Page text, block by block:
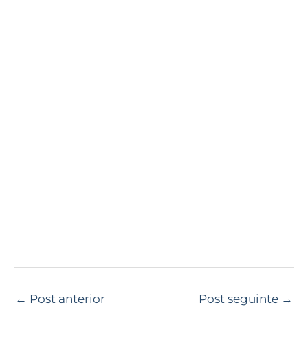
← Post anterior Post seguinte →